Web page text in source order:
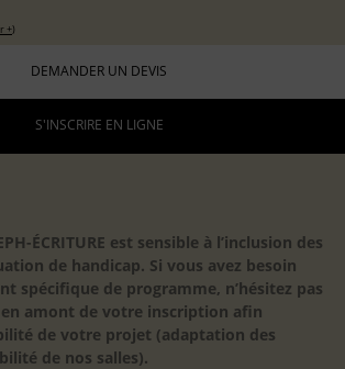
+)
DEMANDER UN DEVIS
S'INSCRIRE EN LIGNE
ÉCRITURE est sensible à l’inclusion des
de handicap. Si vous avez besoin
spécifique de programme, n’hésitez pas
amont de votre inscription afin
de votre projet (adaptation des
de nos salles).